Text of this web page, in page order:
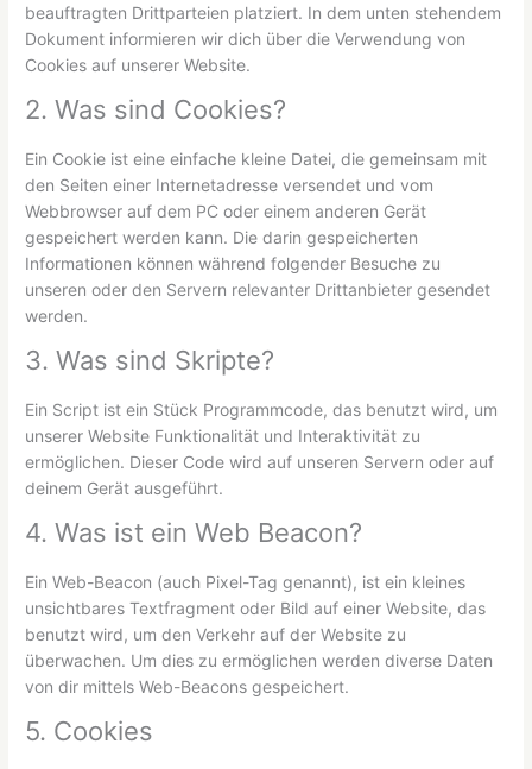
beauftragten Drittparteien platziert. In dem unten stehendem
Dokument informieren wir dich über die Verwendung von
Cookies auf unserer Website.
2. Was sind Cookies?
Ein Cookie ist eine einfache kleine Datei, die gemeinsam mit
den Seiten einer Internetadresse versendet und vom
Webbrowser auf dem PC oder einem anderen Gerät
gespeichert werden kann. Die darin gespeicherten
Informationen können während folgender Besuche zu
unseren oder den Servern relevanter Drittanbieter gesendet
werden.
3. Was sind Skripte?
Ein Script ist ein Stück Programmcode, das benutzt wird, um
unserer Website Funktionalität und Interaktivität zu
ermöglichen. Dieser Code wird auf unseren Servern oder auf
deinem Gerät ausgeführt.
4. Was ist ein Web Beacon?
Ein Web-Beacon (auch Pixel-Tag genannt), ist ein kleines
unsichtbares Textfragment oder Bild auf einer Website, das
benutzt wird, um den Verkehr auf der Website zu
überwachen. Um dies zu ermöglichen werden diverse Daten
von dir mittels Web-Beacons gespeichert.
5. Cookies